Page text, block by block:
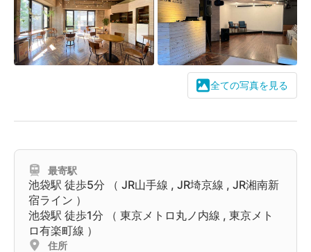
全ての写真を見る
最寄駅
池袋駅 徒歩5分 （ JR山手線 , JR埼京線 , JR湘南新
宿ライン ）
池袋駅 徒歩1分 （ 東京メトロ丸ノ内線 , 東京メト
ロ有楽町線 ）
住所